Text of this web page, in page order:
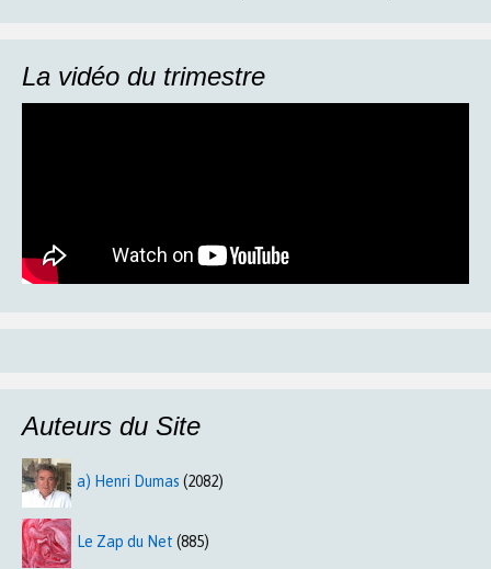
La vidéo du trimestre
Auteurs du Site
a) Henri Dumas (2082)
Le Zap du Net (885)